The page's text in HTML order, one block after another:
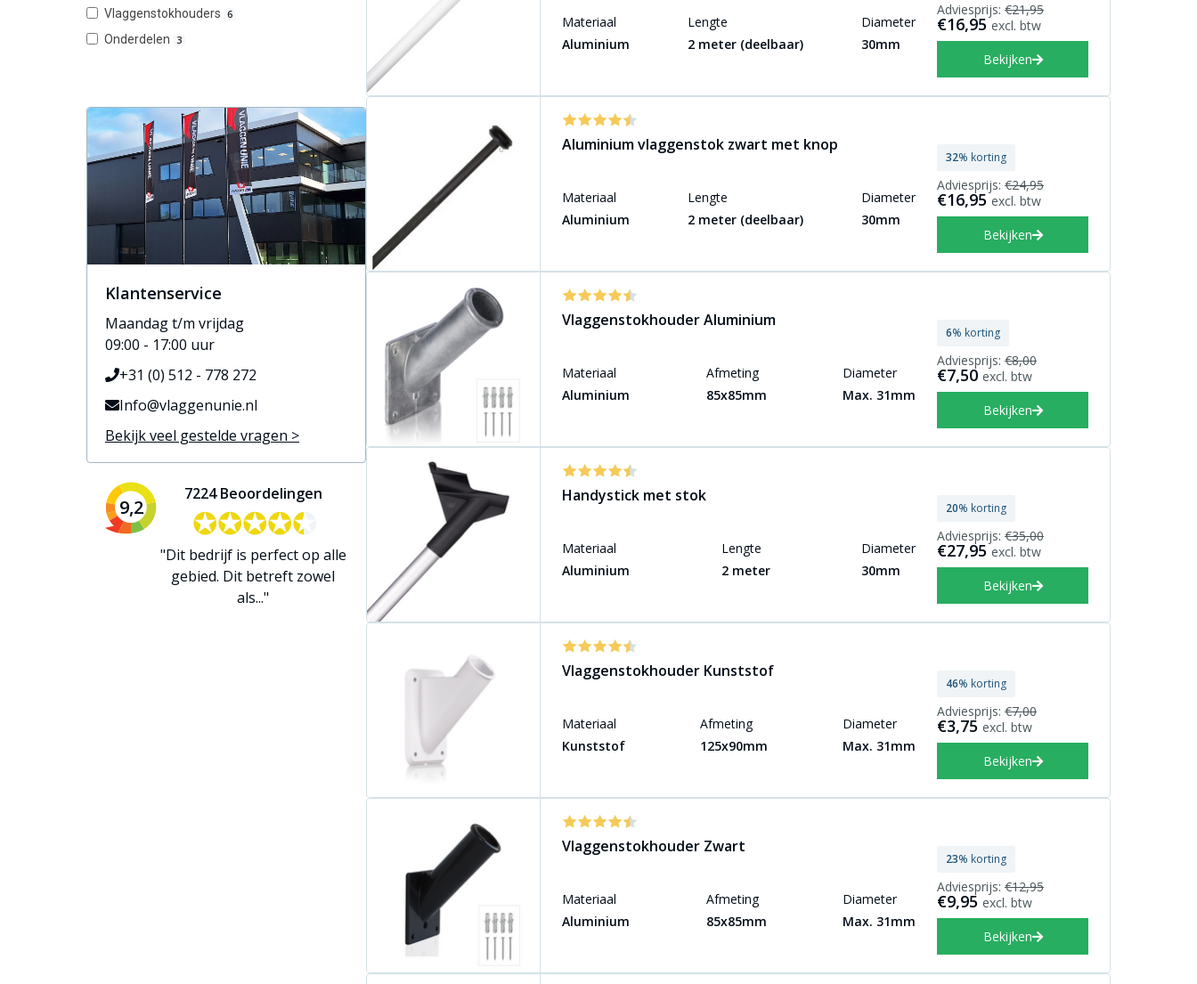
Vlaggenstokhouders 6
Onderdelen 3
Klantenservice
Maandag t/m vrijdag
09:00 - 17:00 uur
+31 (0) 512 - 778 272
Info@vlaggenunie.nl
Bekijk veel gestelde vragen >
9,2
7224 Beoordelingen
✪✪✪✪✪
✪✪✪✪✪
"Dit bedrijf is perfect op alle
gebied. Dit betreft zowel
als..."
Materiaal
Aluminium
Lengte
2 meter (deelbaar)
Diameter
30mm
Adviesprijs: €21,95
€16,95excl. btw
Bekijken
Aluminium vlaggenstok zwart met knop
Materiaal
Aluminium
Lengte
2 meter (deelbaar)
Diameter
30mm
32% korting
Adviesprijs: €24,95
€16,95excl. btw
Bekijken
Vlaggenstokhouder Aluminium
Materiaal
Aluminium
Afmeting
85x85mm
Diameter
Max. 31mm
6% korting
Adviesprijs: €8,00
€7,50 excl. btw
Bekijken
Handystick met stok
Materiaal
Aluminium
Lengte
2 meter
Diameter
30mm
20% korting
Adviesprijs: €35,00
€27,95excl. btw
Bekijken
Vlaggenstokhouder Kunststof
Materiaal
Kunststof
Afmeting
125x90mm
Diameter
Max. 31mm
46% korting
Adviesprijs: €7,00
€3,75 excl. btw
Bekijken
Vlaggenstokhouder Zwart
Materiaal
Aluminium
Afmeting
85x85mm
Diameter
Max. 31mm
23% korting
Adviesprijs: €12,95
€9,95 excl. btw
Bekijken